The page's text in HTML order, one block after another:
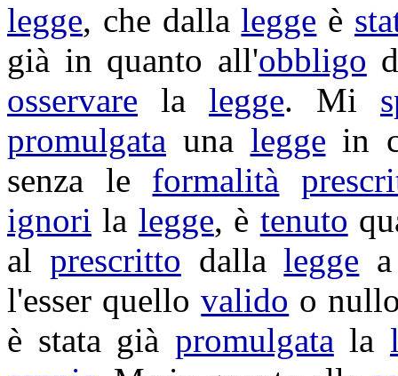
legge, che dallalegge è
già in quanto all'obbligo
osservare lalegge. Mi
promulgata una legge in
senza le formalità
ignori la legge, è tenuto
al prescritto dallalegge
l'esser quellovalido o
è stata già promulgata la